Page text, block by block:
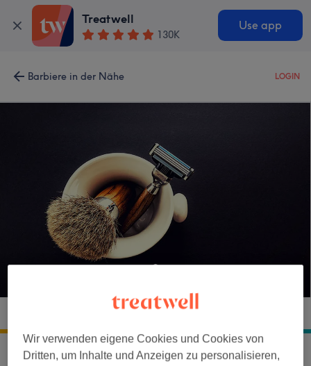
Treatwell
130K
Use app
Barbiere in der Nähe LOGIN
Your Barber in Town Maaya Pop Up
Wir verwenden eigene Cookies und Cookies von
Dritten, um Inhalte und Anzeigen zu personalisieren,